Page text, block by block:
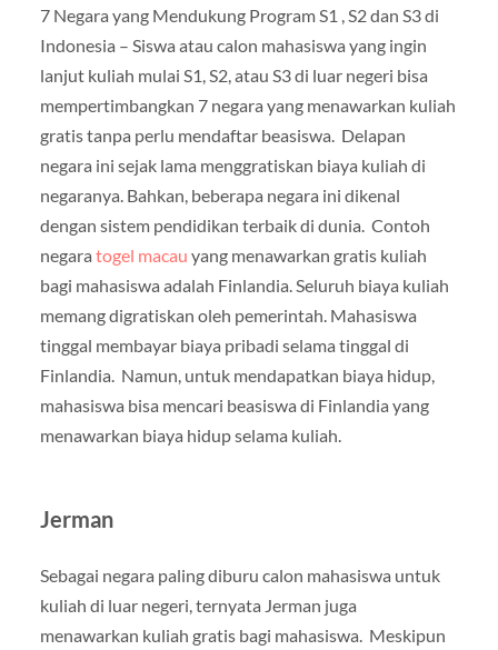
7 Negara yang Mendukung Program S1 , S2 dan S3 di
Indonesia – Siswa atau calon mahasiswa yang ingin
lanjut kuliah mulai S1, S2, atau S3 di luar negeri bisa
mempertimbangkan 7 negara yang menawarkan kuliah
gratis tanpa perlu mendaftar beasiswa. Delapan
negara ini sejak lama menggratiskan biaya kuliah di
negaranya. Bahkan, beberapa negara ini dikenal
dengan sistem pendidikan terbaik di dunia. Contoh
negara togel macau yang menawarkan gratis kuliah
bagi mahasiswa adalah Finlandia. Seluruh biaya kuliah
memang digratiskan oleh pemerintah. Mahasiswa
tinggal membayar biaya pribadi selama tinggal di
Finlandia. Namun, untuk mendapatkan biaya hidup,
mahasiswa bisa mencari beasiswa di Finlandia yang
menawarkan biaya hidup selama kuliah.
Jerman
Sebagai negara paling diburu calon mahasiswa untuk
kuliah di luar negeri, ternyata Jerman juga
menawarkan kuliah gratis bagi mahasiswa. Meskipun